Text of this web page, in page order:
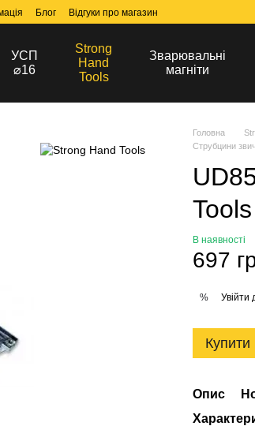
Блог Відгуки про магазин
УСП
⌀16
Strong
Hand
Tools
Зварювальні
магніти
Головна
Струбцини
Tools
В наявності
697
% Увійти
Купити
Опис